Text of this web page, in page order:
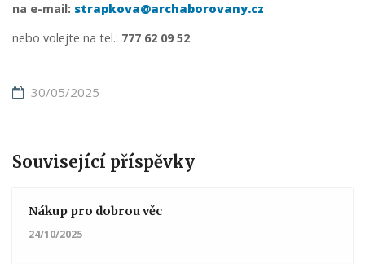
na e-mail: strapkova@archaborovany.cz
nebo volejte na tel.: 777 62 09 52.
30/05/2025
Související příspěvky
Nákup pro dobrou věc
24/10/2025